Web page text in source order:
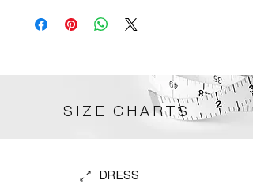
106cm
SIZE CHARTS
DRESS